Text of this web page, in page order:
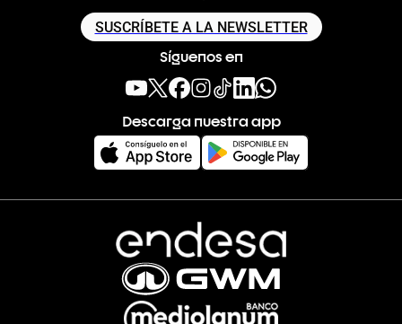
SUSCRÍBETE A LA NEWSLETTER
Síguenos en
Descarga nuestra app